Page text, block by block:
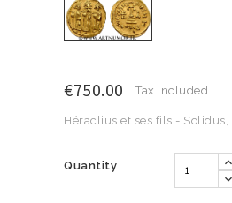
€750.00 Tax included
Héraclius et ses fils -
Quantity